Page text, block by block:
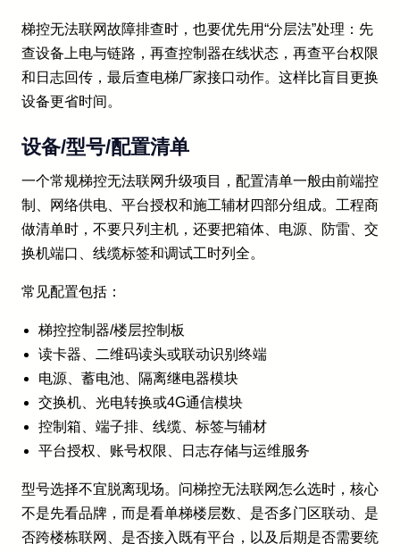
梯控无法联网故障排查时，也要优先用“分层法”处理：先
查设备上电与链路，再查控制器在线状态，再查平台权限
和日志回传，最后查电梯厂家接口动作。这样比盲目更换
设备更省时间。
设备/型号/配置清单
一个常规梯控无法联网升级项目，配置清单一般由前端控
制、网络供电、平台授权和施工辅材四部分组成。工程商
做清单时，不要只列主机，还要把箱体、电源、防雷、交
换机端口、线缆标签和调试工时列全。
常见配置包括：
梯控控制器/楼层控制板
读卡器、二维码读头或联动识别终端
电源、蓄电池、隔离继电器模块
交换机、光电转换或4G通信模块
控制箱、端子排、线缆、标签与辅材
平台授权、账号权限、日志存储与运维服务
型号选择不宜脱离现场。问梯控无法联网怎么选时，核心
不是先看品牌，而是看单梯楼层数、是否多门区联动、是
否跨楼栋联网、是否接入既有平台，以及后期是否需要统